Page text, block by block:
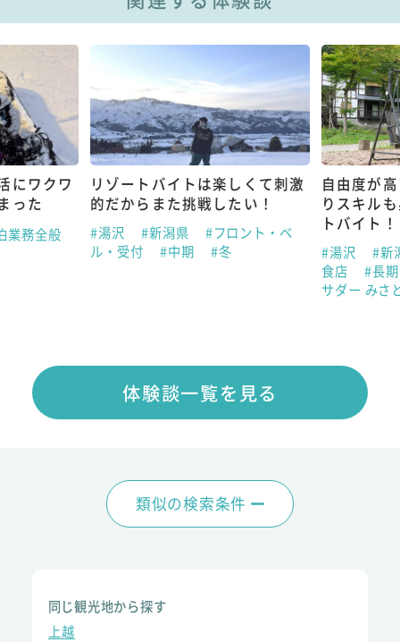
にワクワ
った
業務全般
リゾートバイトは楽しくて刺激
的だからまた挑戦したい！
#湯沢 #新潟県
#フロント・ベ
ル・受付
#中期 #冬
自由度が
りスキル
トバイト！
#湯沢
#新
食店
#長
サダー みさ
体験談一覧を見る
類似の検索条件
同じ観光地から探す
上越